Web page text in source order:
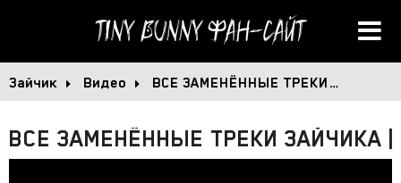
Tiny BunnyФан-сайт
Зайчик Видео ВСЕ ЗАМЕНЁННЫЕ ТРЕКИ…
ВСЕ ЗАМЕНЁННЫЕ ТРЕКИ ЗАЙЧИКА |